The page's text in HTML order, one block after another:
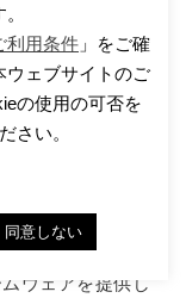
US/advisory/CVE-
US/advisory/CVE-
US/advisory/CVE-
US/advisory/CVE-
された事例
ータ「RV016、
」は、緊急の
のコマンド実行
ウェアを提供し
利用条件 」をご確
ウェブサイトのご
の使用の可否を
さい。
同意しない